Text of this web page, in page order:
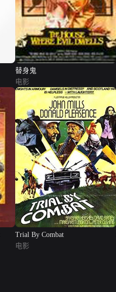
替身鬼
电影
Trial By Combat
电影